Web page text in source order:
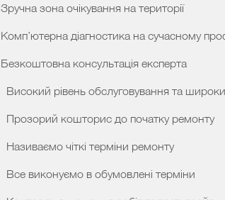
Зручна зона очікування на території
Комп’ютерна діагностика на сучасному
Безкоштовна консультація експерта
Високий рівень обслуговування та
Прозорий кошторис до початку ремонту
Називаємо чіткі терміни ремонту
Все виконуємо в обумовлені терміни